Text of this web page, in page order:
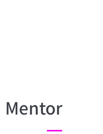
Mentor